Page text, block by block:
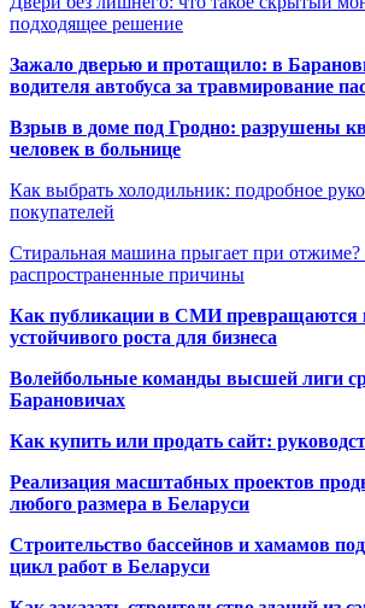
подходящее решение
Зажало дверью и протащило: в
водителя автобуса за травмирование
Взрыв в доме под Гродно: разрушены
человек в больнице
Как выбрать холодильник: подробное
покупателей
Стиральная машина прыгает при отжиме?
распространенные причины
Как публикации в СМИ превращаются
устойчивого роста для бизнеса
Волейбольные команды высшей лиги
Барановичах
Как купить или продать сайт:
Реализация масштабных проектов
любого размера в Беларуси
Строительство бассейнов и хамамов
цикл работ в Беларуси